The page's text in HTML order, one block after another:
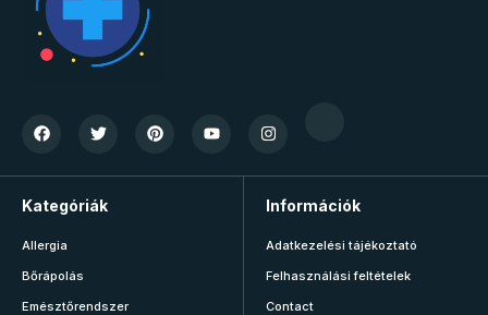
Kategóriák
Allergia
Bőrápolás
Emésztőrendszer
Információk
Adatkezelési tájékoztató
Felhasználási feltételek
Contact